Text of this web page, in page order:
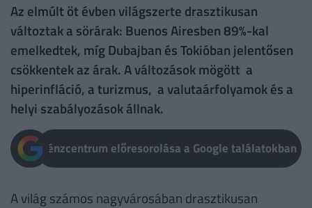
Az elmúlt öt évben világszerte drasztikusan
változtak a sörárak: Buenos Airesben 89%-kal
emelkedtek, míg Dubajban és Tokióban jelentősen
csökkentek az árak. A változások mögött a
hiperinfláció, a turizmus, a valutaárfolyamok és a
helyi szabályozások állnak.
Pénzcentrum előresorolása a Google találatokban
A világ számos nagyvárosában drasztikusan